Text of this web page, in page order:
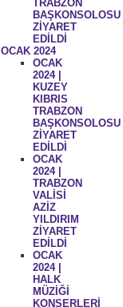
TRABZON
BAŞKONSOLOSU
ZİYARET
EDİLDİ
OCAK 2024
OCAK
2024 |
KUZEY
KIBRIS
TRABZON
BAŞKONSOLOSU
ZİYARET
EDİLDİ
OCAK
2024 |
TRABZON
VALİSİ
AZİZ
YILDIRIM
ZİYARET
EDİLDİ
OCAK
2024 |
HALK
MÜZİĞİ
KONSERLERİ